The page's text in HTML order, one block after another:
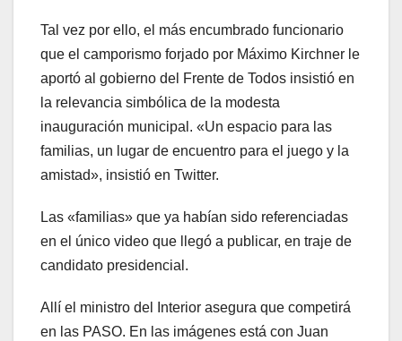
Tal vez por ello, el más encumbrado funcionario
que el camporismo forjado por Máximo Kirchner le
aportó al gobierno del Frente de Todos insistió en
la relevancia simbólica de la modesta
inauguración municipal. «Un espacio para las
familias, un lugar de encuentro para el juego y la
amistad», insistió en Twitter.
Las «familias» que ya habían sido referenciadas
en el único video que llegó a publicar, en traje de
candidato presidencial.
Allí el ministro del Interior asegura que competirá
en las PASO. En las imágenes está con Juan